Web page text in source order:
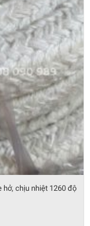
hở, chịu nhiệt 1260 độ